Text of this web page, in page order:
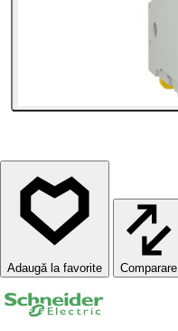
Comparare